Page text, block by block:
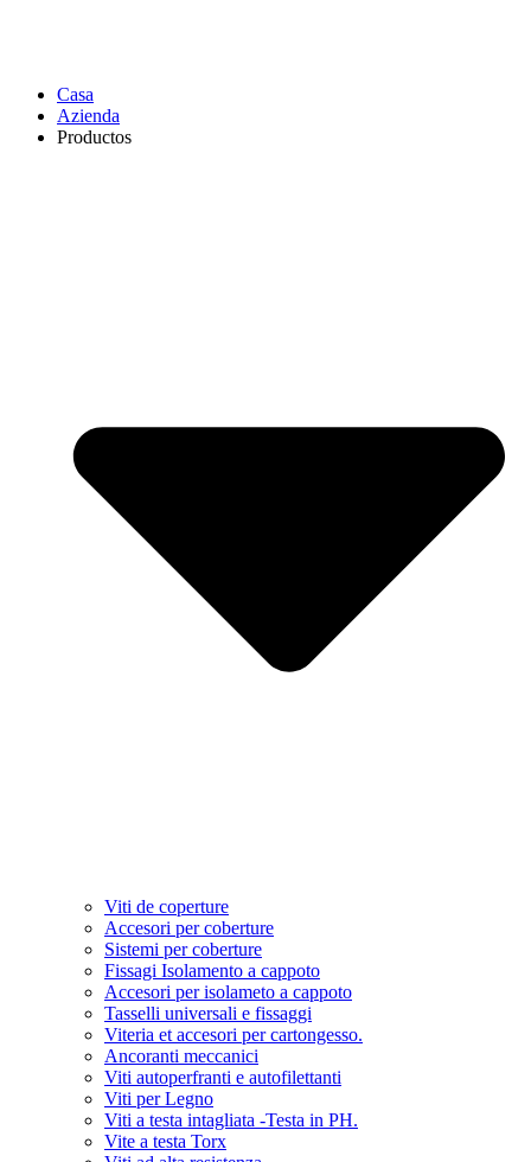
Casa
Azienda
Productos
Viti de coperture
Accesori per coberture
Sistemi per coberture
Fissagi Isolamento a cappoto
Accesori per isolameto a cappoto
Tasselli universali e fissaggi
Viteria et accesori per cartongesso.
Ancoranti meccanici
Viti autoperfranti e autofilettanti
Viti per Legno
Viti a testa intagliata -Testa in PH.
Vite a testa Torx